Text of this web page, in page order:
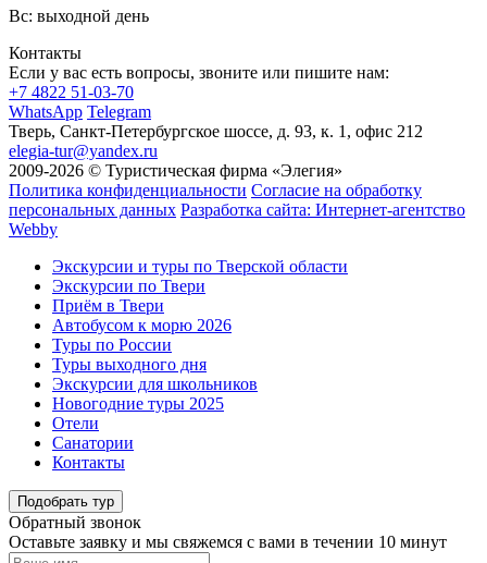
Вс: выходной день
Контакты
Если у вас есть вопросы, звоните или пишите нам:
+7 4822 51-03-70
WhatsApp Telegram
Тверь, Санкт-Петербургское шоссе, д. 93, к. 1, офис 212
elegia-tur@yandex.ru
2009-2026 © Туристическая фирма «Элегия»
Политика конфиденциальности Согласие на обработку
персональных данных Разработка сайта: Интернет-агентство
Webby
Экскурсии и туры по Тверской области
Экскурсии по Твери
Приём в Твери
Автобусом к морю 2026
Туры по России
Туры выходного дня
Экскурсии для школьников
Новогодние туры 2025
Отели
Санатории
Контакты
Подобрать тур
Обратный звонок
Оставьте заявку и мы свяжемся с вами в течении 10 минут